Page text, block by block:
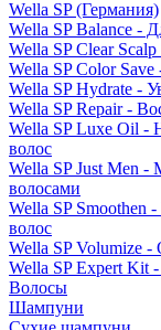
Wella SP (Германия)
Wella SP Balance -
Wella SP Clear
Wella SP Color
Wella SP Hydrate -
Wella SP Repair -
Wella SP Luxe Oil -
волос
Wella SP Just Men -
волосами
Wella SP Smoothen
волос
Wella SP Volumize
Wella SP Expert Kit
Волосы
Шампуни